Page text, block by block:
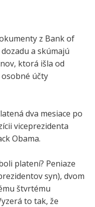
z Bank of
a skúmajú
ktorá išla od
účty
dva mesiace po
viceprezidenta
Obama.
platení? Peniaze
syn), dvom
štvrtému
to tak, že